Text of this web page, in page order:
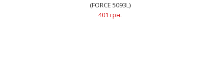
(FORCE 5093L)
401 грн.